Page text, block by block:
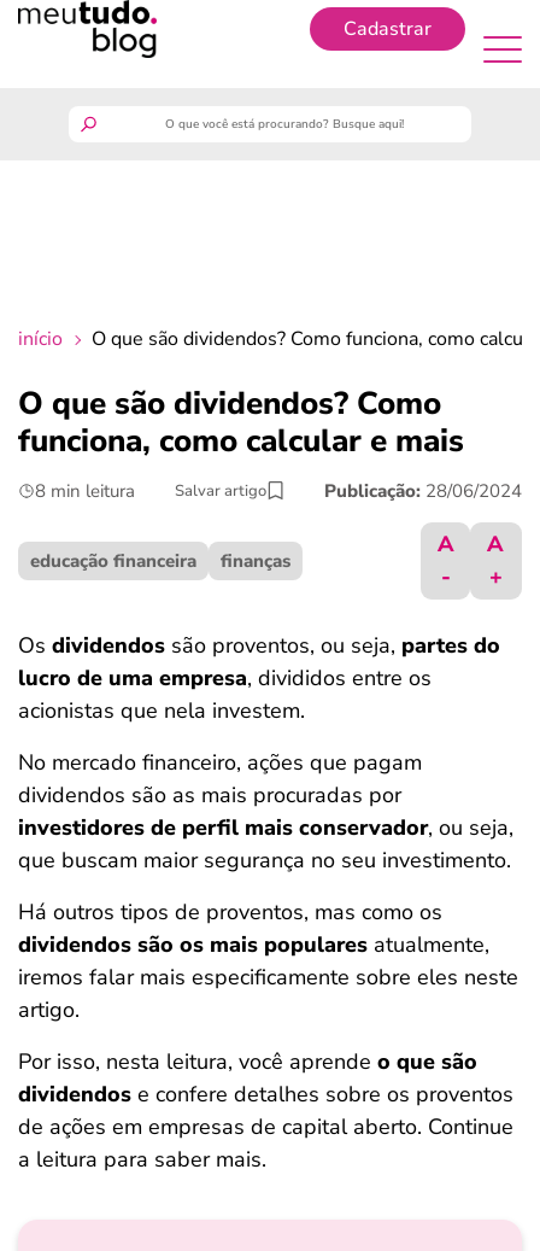
Cadastrar
crédito fácil
últimas notícias
ferramentas
início O que são dividendos? Como funciona, como
O que são dividendos? Como
funciona, como calcular e mais
8 min leitura Salvar artigo Publicação: 28/06/2024
educação financeira finanças
A
-
A
+
Os dividendos são proventos, ou seja, partes do
lucro de uma empresa, divididos entre os
acionistas que nela investem.
No mercado financeiro, ações que pagam
dividendos são as mais procuradas por
investidores de perfil mais conservador, ou seja,
que buscam maior segurança no seu investimento.
Há outros tipos de proventos, mas como os
dividendos são os mais populares atualmente,
iremos falar mais especificamente sobre eles neste
artigo.
Por isso, nesta leitura, você aprende o que são
dividendos e confere detalhes sobre os proventos
de ações em empresas de capital aberto. Continue
a leitura para saber mais.